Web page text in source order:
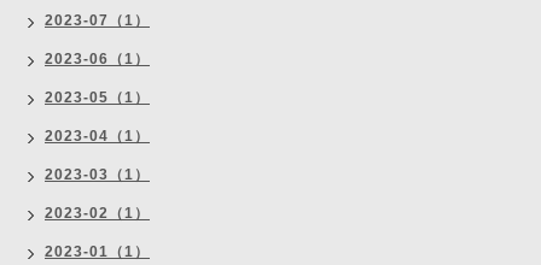
2023-07（1）
2023-06（1）
2023-05（1）
2023-04（1）
2023-03（1）
2023-02（1）
2023-01（1）